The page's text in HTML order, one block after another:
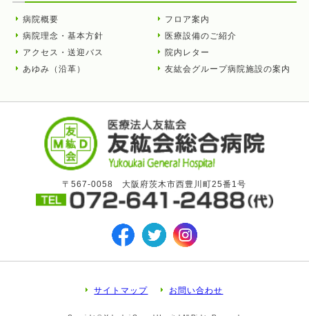
病院概要
病院理念・基本方針
アクセス・送迎バス
あゆみ（沿革）
フロア案内
医療設備のご紹介
院内レター
友紘会グループ病院施設の案内
〒567-0058 大阪府茨木市西豊川町25番1号
サイトマップ お問い合わせ